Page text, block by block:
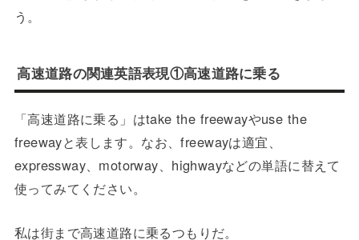
う。
高速道路の関連英語表現①高速道路に乗る
「高速道路に乗る」はtake the freewayやuse the
freewayと表します。なお、freewayは適宜、
expressway、motorway、highwayなどの単語に替えて
使ってみてください。
私は街まで高速道路に乗るつもりだ。